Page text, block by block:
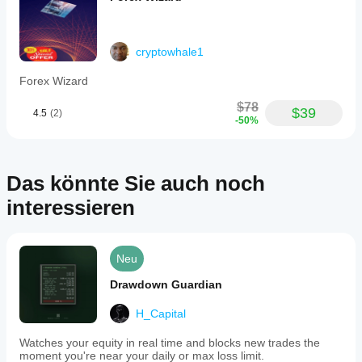
energy
commodities
and
forex
markets,
to
a
unified
automated
with
risk
controls.
Handelsprofil
cryptowhale1
Forex Wizard
4.5 (2) $78
-50% $39
Das könnte Sie auch noch
interessieren
Neu
Drawdown Guardian
H_Capital
Watches your equity in real time and blocks new trades the
moment you're near your daily or max loss limit.